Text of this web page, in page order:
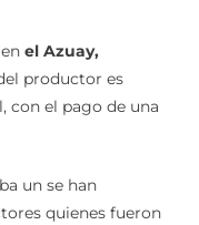
el Azuay,
productor es
con el pago de una
un se han
quienes fueron